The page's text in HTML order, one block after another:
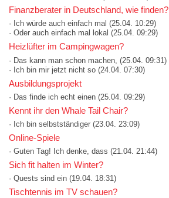
Finanzberater in Deutschland, wie finden?
· Ich würde auch einfach mal (25.04. 10:29)
· Oder auch einfach mal lokal (25.04. 09:29)
Heizlüfter im Campingwagen?
· Das kann man schon machen, (25.04. 09:31)
· Ich bin mir jetzt nicht so (24.04. 07:30)
Ausbildungsprojekt
· Das finde ich echt einen (25.04. 09:29)
Kennt ihr den Whale Tail Chair?
· Ich bin selbstständiger (23.04. 23:09)
Online-Spiele
· Guten Tag! Ich denke, dass (21.04. 21:44)
Sich fit halten im Winter?
· Quests sind ein (19.04. 18:31)
Tischtennis im TV schauen?